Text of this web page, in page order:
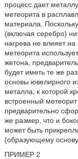
процесс дает
метеорита в
материала.
(включая серебро)
нагрева не влияет
метеорита
жетона,
будет иметь те же
основы ювелирного
металла, к которой
встроенный
предварительно
же размер, что и
может быть
(образующему
ПРИМЕР 2